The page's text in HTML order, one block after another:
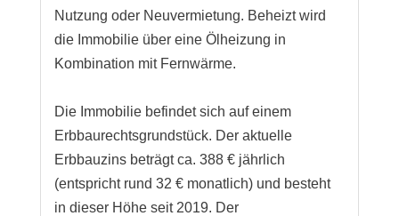
Nutzung oder Neuvermietung. Beheizt wird
die Immobilie über eine Ölheizung in
Kombination mit Fernwärme.
Die Immobilie befindet sich auf einem
Erbbaurechtsgrundstück. Der aktuelle
Erbbauzins beträgt ca. 388 € jährlich
(entspricht rund 32 € monatlich) und besteht
in dieser Höhe seit 2019. Der